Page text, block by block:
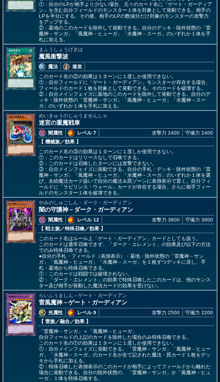
①：自分のLPが相手より少ない場合、元々のカード名に「ゲート・ガーディア
ン」を含む自分フィールドのモンスター１体を対象として発動できる。相手の
LPを半分にする。その後、相手のLPの数値分だけ対象のモンスターの攻撃力
をアップする。
②：墓地のこのカードを除外して発動できる。自分のデッキ・除外状態の「雷
魔神－サンガ」「風魔神－ヒューガ」「水魔神－スーガ」のいずれか１体を手
札に加える。
まふうしょうげきは
魔風衝撃波
魔法
速攻
このカード名の②の効果は１ターンに１度しか使用できない。
①：自分フィールドに「ゲート・ガーディアン」モンスターが存在する場合、
フィールドのカード１枚を対象として発動できる。そのカードを破壊する。
②：自分メインフェイズに墓地のこのカードを除外して発動できる。自分のデ
ッキ・除外状態の「雷魔神－サンガ」「風魔神－ヒューガ」「水魔神－スー
ガ」のいずれか１体を手札に加える。
めいきゅうのじゅうませんしゃ
迷宮の重魔戦車
闇属性
レベル 7
【 機械族／効果 】
攻撃力 2400 守備力 2400
このカード名の③の効果は１ターンに１度しか使用できない。
①：このカードはリリースなしで召喚できる。
②：このカードは召喚したターンには攻撃できない。
③：自分メインフェイズに発動できる。自分の手札・デッキ・除外状態の「雷
魔神－サンガ」「風魔神－ヒューガ」「水魔神－スーガ」のいずれか１体を選
び、永続魔法カード扱いで自分の魔法＆罠ゾーンに表側表示で置く。自分フィ
ールドに「ラビリンス・ウォール」カードが存在する場合、さらに相手フィー
ルドのモンスター１体を破壊できる。
やみのしゅごしん－ダーク・ガーディアン
闇の守護神－ダーク・ガーディアン
闇属性
レベル 12
【 戦士族／特殊召喚／効果 】
攻撃力 3800 守備力 3800
このカード名はルール上「ゲート・ガーディアン」カードとしても扱う。
このカードは通常召喚できず、「ダーク・エレメント」の効果及び以下の方法
でのみ特殊召喚できる。
●自分の手札・フィールド（表側表示）・墓地・除外状態の「雷魔神－サン
ガ」「風魔神－ヒューガ」「水魔神－スーガ」を１枚ずつデッキに戻し、手
札・墓地から特殊召喚できる。
①：このカードは戦闘では破壊されない。
②：「ダーク・エレメント」の効果で特殊召喚したこのカードは、他のモンス
ター及び相手が発動した魔法カードの効果を受けない。
らいふうましん－ゲート・ガーディアン
雷風魔神－ゲート・ガーディアン
光属性
レベル 9
【 雷族／融合／効果 】
攻撃力 2500 守備力 2200
「雷魔神－サンガ」＋「風魔神－ヒューガ」
自分フィールドの上記のカードを除外した場合のみ特殊召喚できる。
このカード名の①の効果は１ターンに１度しか使用できない。
①：自分メインフェイズに発動できる。「雷魔神－サンガ」「風魔神－ヒュー
ガ」「水魔神－スーガ」のカード名が全て記された魔法・罠カード１枚をデッ
キから手札に加える。
②：特殊召喚した表側表示のこのカードが相手によってフィールドから離れた
場合に発動できる。自分の除外状態の、「雷魔神－サンガ」か「風魔神－ヒュ
ーガ」１体を特殊召喚する。